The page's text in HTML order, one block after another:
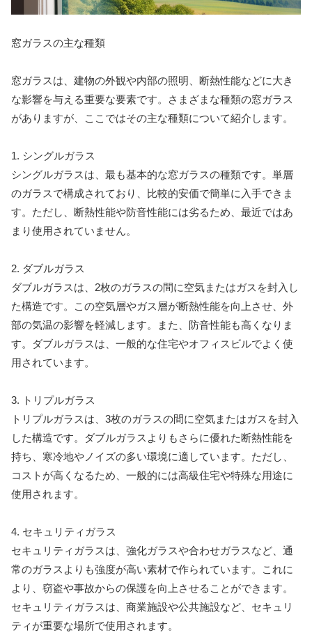
窓ガラスの主な種類
窓ガラスは、建物の外観や内部の照明、断熱性能などに大き
な影響を与える重要な要素です。さまざまな種類の窓ガラス
がありますが、ここではその主な種類について紹介します。
1. シングルガラス
シングルガラスは、最も基本的な窓ガラスの種類です。単層
のガラスで構成されており、比較的安価で簡単に入手できま
す。ただし、断熱性能や防音性能には劣るため、最近ではあ
まり使用されていません。
2. ダブルガラス
ダブルガラスは、2枚のガラスの間に空気またはガスを封入し
た構造です。この空気層やガス層が断熱性能を向上させ、外
部の気温の影響を軽減します。また、防音性能も高くなりま
す。ダブルガラスは、一般的な住宅やオフィスビルでよく使
用されています。
3. トリプルガラス
トリプルガラスは、3枚のガラスの間に空気またはガスを封入
した構造です。ダブルガラスよりもさらに優れた断熱性能を
持ち、寒冷地やノイズの多い環境に適しています。ただし、
コストが高くなるため、一般的には高級住宅や特殊な用途に
使用されます。
4. セキュリティガラス
セキュリティガラスは、強化ガラスや合わせガラスなど、通
常のガラスよりも強度が高い素材で作られています。これに
より、窃盗や事故からの保護を向上させることができます。
セキュリティガラスは、商業施設や公共施設など、セキュリ
ティが重要な場所で使用されます。